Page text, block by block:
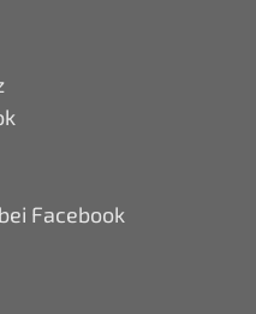
Facebook